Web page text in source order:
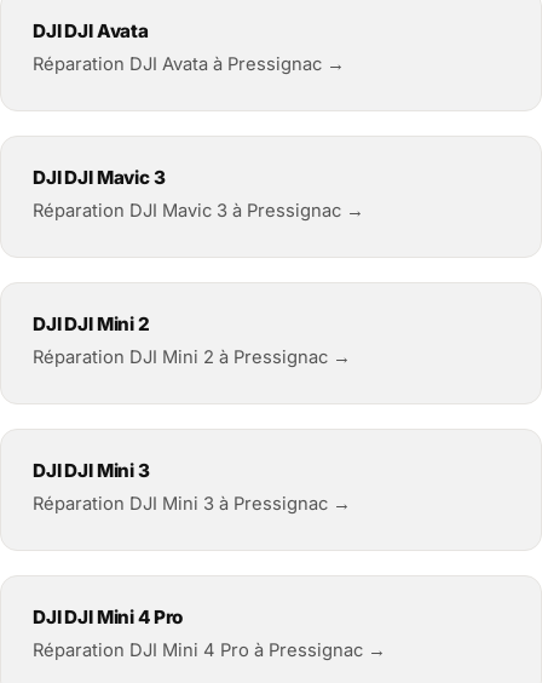
DJI DJI Avata
Réparation DJI Avata à Pressignac →
DJI DJI Mavic 3
Réparation DJI Mavic 3 à Pressignac →
DJI DJI Mini 2
Réparation DJI Mini 2 à Pressignac →
DJI DJI Mini 3
Réparation DJI Mini 3 à Pressignac →
DJI DJI Mini 4 Pro
Réparation DJI Mini 4 Pro à Pressignac →